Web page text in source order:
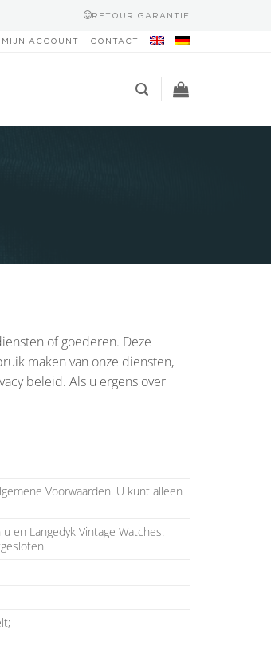
RETOUR GARANTIE
MIJN ACCOUNT CONTACT
of goederen. Deze
maken van onze diensten,
beleid. Als u ergens over
Voorwaarden. U kunt alleen
en Langedyk Vintage Watches.